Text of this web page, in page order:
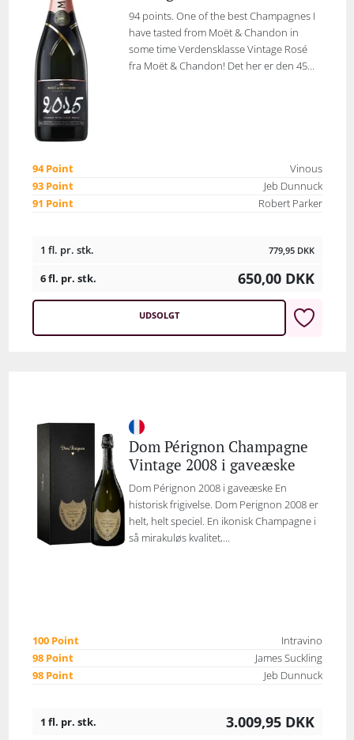
94 points. One of the best Champagnes I
have tasted from Moët & Chandon in
some time Verdensklasse Vintage Rosé
fra Moët & Chandon! Det her er den 45...
94 Point
Vinous
93 Point
Jeb Dunnuck
91 Point
Robert Parker
1 fl. pr. stk. 779,95 DKK
6 fl. pr. stk. 650,00 DKK
UDSOLGT
Dom Pérignon Champagne
Vintage 2008 i gaveæske
Dom Pérignon 2008 i gaveæske En
historisk frigivelse. Dom Perignon 2008 er
helt, helt speciel. En ikonisk Champagne i
så mirakuløs kvalitet,...
100 Point
Intravino
98 Point
James Suckling
98 Point
Jeb Dunnuck
1 fl. pr. stk. 3.009,95 DKK